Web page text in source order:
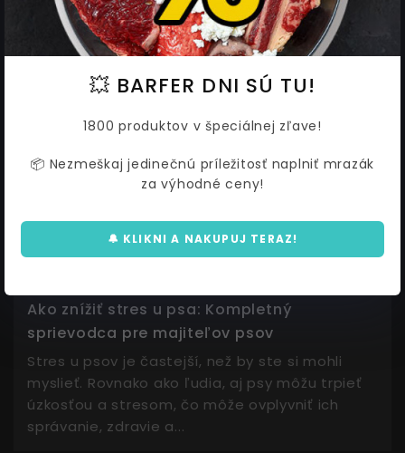
Ako znížiť stres u psa: Kompletný
sprievodca pre majiteľov psov
Stres u psov je častejší, než by ste si mohli
myslieť. Rovnako ako ľudia, aj psy môžu trpieť
úzkosťou a stresom, čo môže ovplyvniť ich
správanie, zdravie a...
💥 BARFER DNI SÚ TU!
1800 produktov v špeciálnej zľave!
📦 Nezmeškaj jedinečnú príležitosť naplniť mrazák
za výhodné ceny!
🔔 KLIKNI A NAKUPUJ TERAZ!